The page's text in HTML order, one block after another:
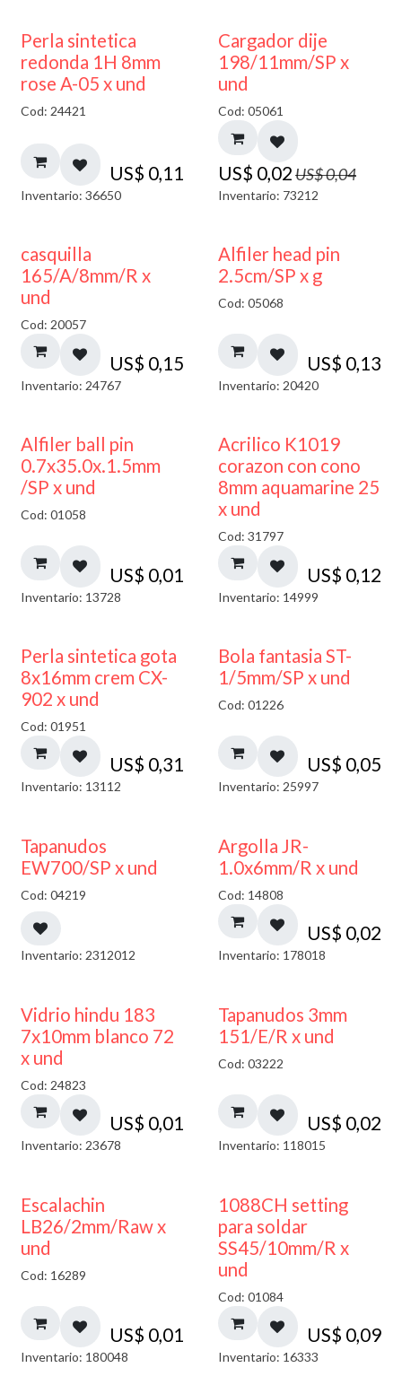
Perla sintetica
redonda 1H 8mm
rose A-05 x und
Cod: 24421
US$ 0,11
Inventario: 36650
50% DESCUENTO
Cargador dije
198/11mm/SP x
und
Cod: 05061
US$ 0,02US$0,04
Inventario: 73212
casquilla
165/A/8mm/R x
und
Cod: 20057
US$ 0,15
Inventario: 24767
Alfiler head pin
2.5cm/SP x g
Cod: 05068
US$ 0,13
Inventario: 20420
Alfiler ball pin
0.7x35.0x.1.5mm
/SP x und
Cod: 01058
US$ 0,01
Inventario: 13728
Acrilico K1019
corazon con cono
8mm aquamarine 25
x und
Cod: 31797
US$ 0,12
Inventario: 14999
Perla sintetica gota
8x16mm crem CX-
902 x und
Cod: 01951
US$ 0,31
Inventario: 13112
Bola fantasia ST-
1/5mm/SP x und
Cod: 01226
US$ 0,05
Inventario: 25997
50% DESCUENTO
Tapanudos
EW700/SP x und
Cod: 04219
Inventario: 2312012
Argolla JR-
1.0x6mm/R x und
Cod: 14808
US$ 0,02
Inventario: 178018
40% DESCUENTO
Vidrio hindu 183
7x10mm blanco 72
x und
Cod: 24823
US$ 0,01
Inventario: 23678
Tapanudos 3mm
151/E/R x und
Cod: 03222
US$ 0,02
Inventario: 118015
Escalachin
LB26/2mm/Raw x
und
Cod: 16289
US$ 0,01
Inventario: 180048
1088CH setting
para soldar
SS45/10mm/R x
und
Cod: 01084
US$ 0,09
Inventario: 16333